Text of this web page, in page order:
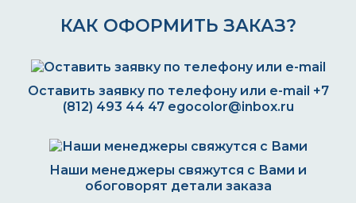
КАК ОФОРМИТЬ ЗАКАЗ?
Оставить заявку по телефону или e-mail +7
(812) 493 44 47 egocolor@inbox.ru
Наши менеджеры свяжутся с Вами и
обоговорят детали заказа